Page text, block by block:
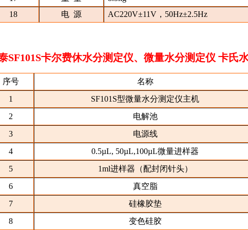
18
电 源 AC220V±11V，50Hz±2.5Hz
SF101S卡尔费休水分测定仪、微量水分测定仪 卡氏
序号 名称
1
SF101S型微量水分测定仪主机
2
电解池
3
电源线
4
0.5µL, 50µL,100µL微量进样器
5
1ml进样器（配封闭针头）
6
真空脂
7
硅橡胶垫
8
变色硅胶